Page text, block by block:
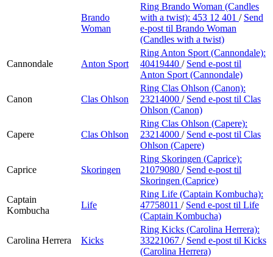
Brando
Woman
Ring Brando Woman (Candles
with a twist): 453 12 401 / Send
e-post til Brando Woman
(Candles with a twist)
Cannondale Anton Sport
Ring Anton Sport (Cannondale):
40419440 / Send e-post til
Anton Sport (Cannondale)
Canon Clas Ohlson
Ring Clas Ohlson (Canon):
23214000 / Send e-post til Clas
Ohlson (Canon)
Capere Clas Ohlson
Ring Clas Ohlson (Capere):
23214000 / Send e-post til Clas
Ohlson (Capere)
Caprice Skoringen
Ring Skoringen (Caprice):
21079080 / Send e-post til
Skoringen (Caprice)
Captain
Kombucha
Life
Ring Life (Captain Kombucha):
47758011 / Send e-post til Life
(Captain Kombucha)
Carolina Herrera Kicks
Ring Kicks (Carolina Herrera):
33221067 / Send e-post til Kicks
(Carolina Herrera)